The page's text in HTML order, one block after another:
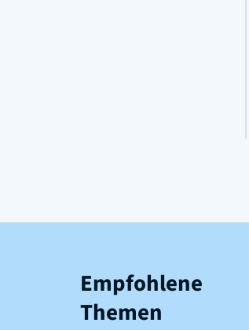
Empfohlene
Themen